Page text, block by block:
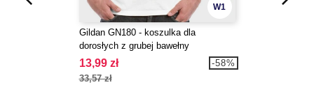
W1
Gildan GN180 - koszulka dla
dorosłych z grubej bawełny
13,99 zł
33,57 zł
-58%